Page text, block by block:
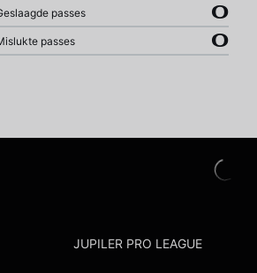
passes 0
passes 0
JUPILER PRO LEAGUE